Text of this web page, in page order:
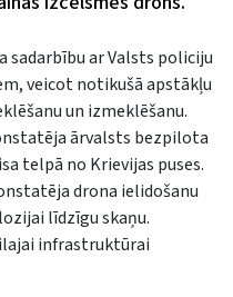
ar Valsts policiju
veicot notikušā apstākļu
un izmeklēšanu.
ārvalsts bezpilota
telpā no Krievijas puses.
drona ielidošanu
līdzīgu skaņu.
infrastruktūrai